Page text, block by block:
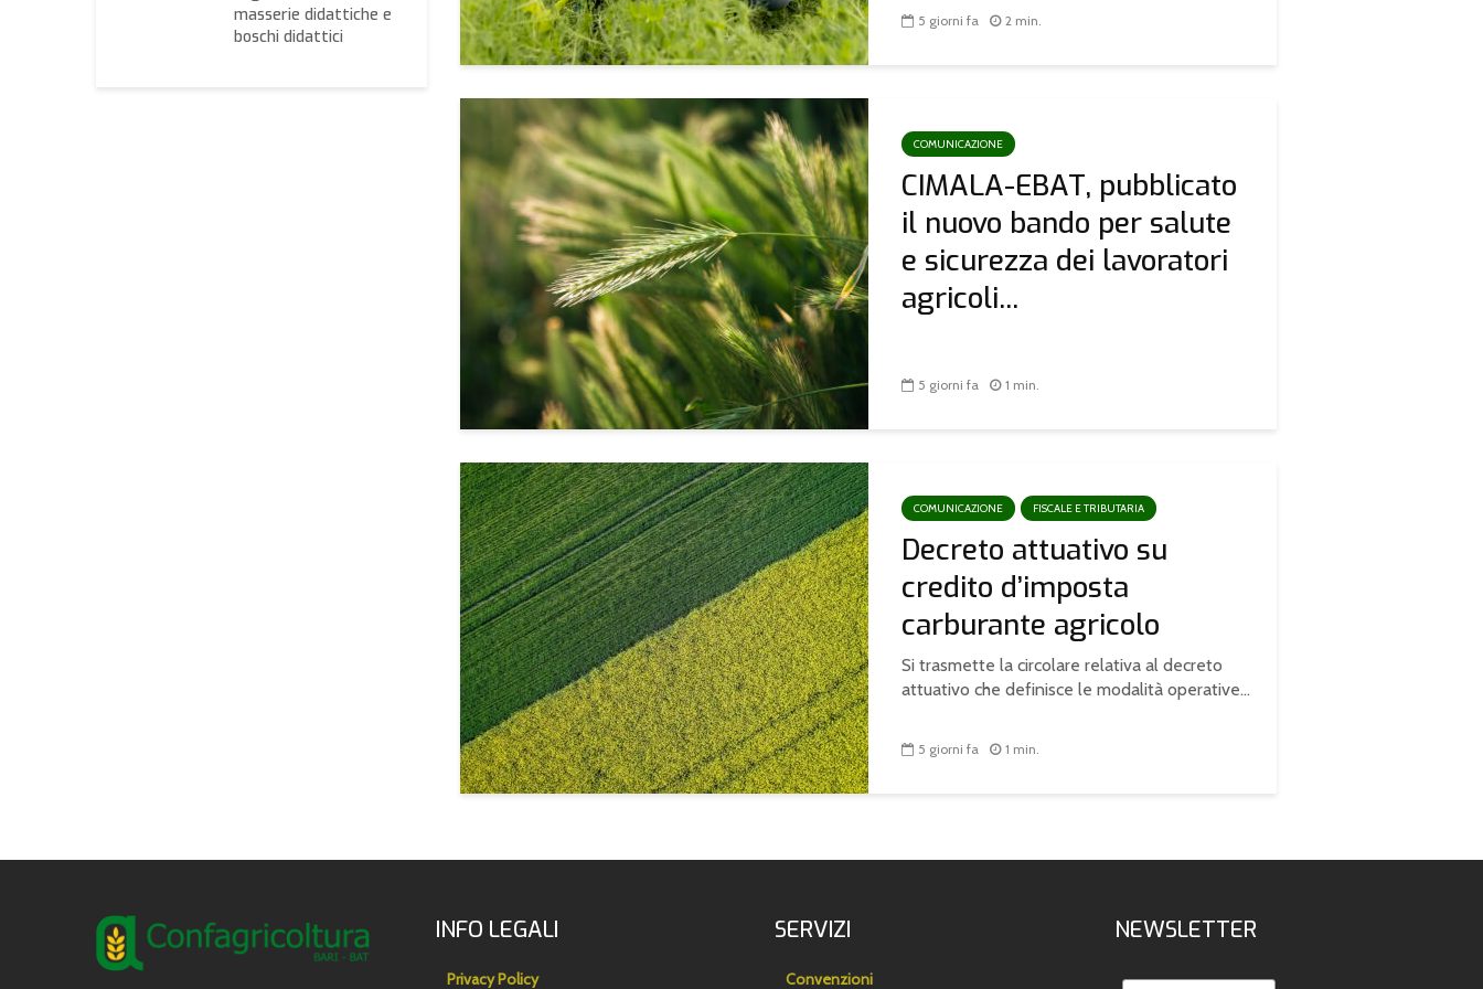
5 giorni fa 2 min.
COMUNICAZIONE
CIMALA-EBAT, pubblicato
il nuovo bando per salute
e sicurezza dei lavoratori
agricoli...
5 giorni fa 1 min.
COMUNICAZIONE FISCALE E TRIBUTARIA
Decreto attuativo su
credito d’imposta
carburante agricolo
Si trasmette la circolare relativa al decreto
attuativo che definisce le modalità operative...
5 giorni fa 1 min.
masserie didattiche e
boschi didattici
esteri
masserie didattiche e
boschi didattici
INFO LEGALI
Privacy Policy
SERVIZI
Convenzioni
NEWSLETTER